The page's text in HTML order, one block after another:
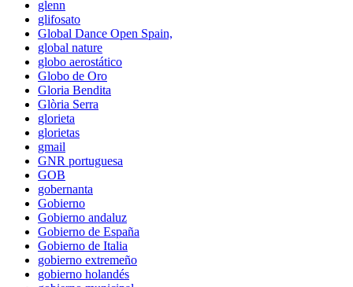
glenn
glifosato
Global Dance Open Spain,
global nature
globo aerostático
Globo de Oro
Gloria Bendita
Glòria Serra
glorieta
glorietas
gmail
GNR portuguesa
GOB
gobernanta
Gobierno
Gobierno andaluz
Gobierno de España
Gobierno de Italia
gobierno extremeño
gobierno holandés